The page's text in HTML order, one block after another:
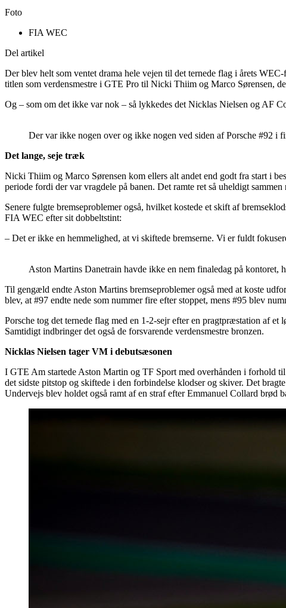
Foto
FIA WEC
Del artikel
Der blev helt som ventet drama hele vejen til det ternede flag i årets
titlen som verdensmestre i GTE Pro til Nicki Thiim og Marco Sørensen,
Og – som om det ikke var nok – så lykkedes det Nicklas Nielsen og AF
Der var ikke nogen over og ikke nogen ved siden af Porsche #92 i
Det lange, seje træk
Nicki Thiim og Marco Sørensen kom ellers alt andet end godt fra start i
periode fordi der var vragdele på banen. Det ramte ret så uheldigt
Senere fulgte bremseproblemer også, hvilket kostede et skift af
FIA WEC efter sit dobbeltstint:
– Det er ikke en hemmelighed, at vi skiftede bremserne. Vi er fuldt
Aston Martins Danetrain havde ikke en nem finaledag på kontoret,
Til gengæld endte Aston Martins bremseproblemer også med at koste
blev, at #97 endte nede som nummer fire efter stoppet, mens #95 blev
Porsche tog det ternede flag med en 1-2-sejr efter en pragtpræstation af
Samtidigt indbringer det også de forsvarende verdensmestre bronzen.
Nicklas Nielsen tager VM i debutsæsonen
I GTE Am startede Aston Martin og TF Sport med overhånden i forhold
det sidste pitstop og skiftede i den forbindelse klodser og skiver. Det
Undervejs blev holdet også ramt af en straf efter Emmanuel Collard brød